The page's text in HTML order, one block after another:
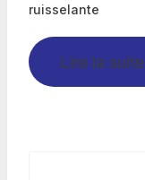
ruisselante
Lire la suite